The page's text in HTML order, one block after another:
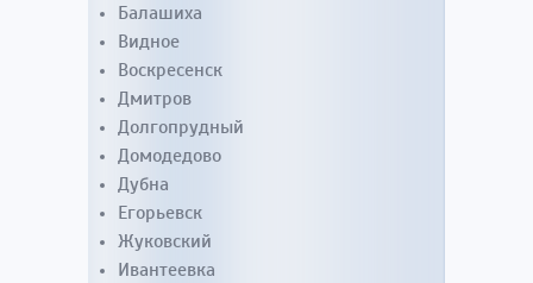
Балашиха
Видное
Воскресенск
Дмитров
Долгопрудный
Домодедово
Дубна
Егорьевск
Жуковский
Ивантеевка